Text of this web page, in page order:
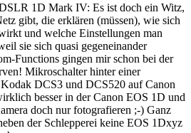
1D Mark IV: Es ist doch ein Witz,
gibt, die erklären (müssen), wie sich
und welche Einstellungen man
sie sich quasi gegeneinander
Functions gingen mir schon bei der
Mikroschalter hinter einer
DCS3 und DCS520 auf Canon
besser in der Canon EOS 1D und
doch nur fotografieren ;-) Ganz
der Schlepperei keine EOS 1Dxyz